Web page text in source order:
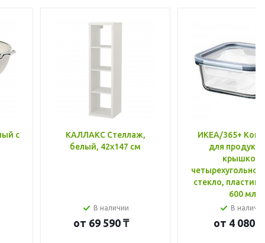
с
КАЛЛАКС Стеллаж,
белый, 42x147 см
В наличии
от 69 590 ₸
ИКЕА/365+
для
крышкой,
стекло, пластик
600 мл
В
от 4 080 ₸